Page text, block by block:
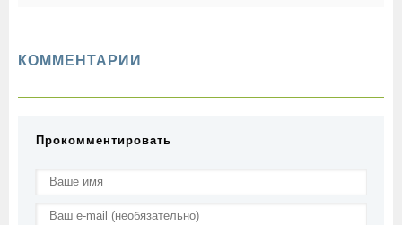
чувства вины
КОММЕНТАРИИ
Прокомментировать